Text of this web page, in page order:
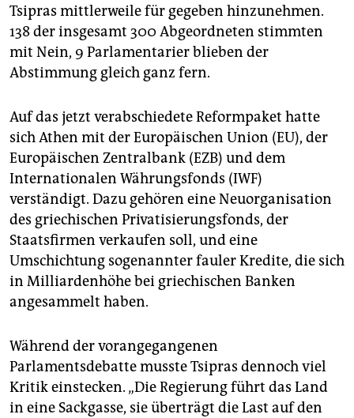
Tsipras mittlerweile für gegeben hinzunehmen.
138 der insgesamt 300 Abgeordneten stimmten
mit Nein, 9 Parlamentarier blieben der
Abstimmung gleich ganz fern.
Auf das jetzt verabschiedete Reformpaket hatte
sich Athen mit der Europäischen Union (EU), der
Europäischen Zentralbank (EZB) und dem
Internationalen Währungsfonds (IWF)
verständigt. Dazu gehören eine Neuorganisation
des griechischen Privatisierungsfonds, der
Staatsfirmen verkaufen soll, und eine
Umschichtung sogenannter fauler Kredite, die sich
in Milliardenhöhe bei griechischen Banken
angesammelt haben.
Während der vorangegangenen
Parlamentsdebatte musste Tsipras dennoch viel
Kritik einstecken. „Die Regierung führt das Land
in eine Sackgasse, sie überträgt die Last auf den